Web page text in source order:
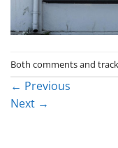
Both comments and
← Previous
Next →